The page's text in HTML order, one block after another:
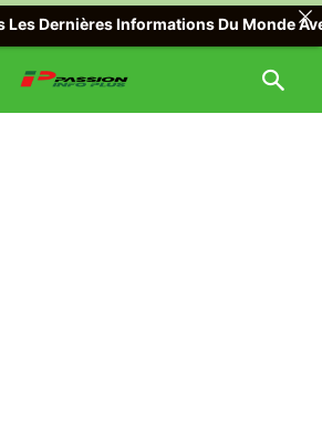
Dernières Informations Du Monde